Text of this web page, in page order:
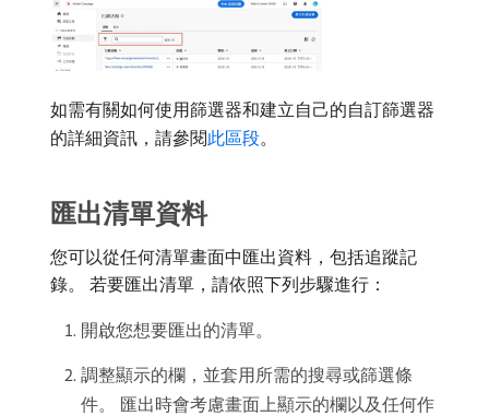
如需有關如何使用篩選器和建立自己的自訂篩選器
的詳細資訊，請參閱此區段。
匯出清單資料
您可以從任何清單畫面中匯出資料，包括追蹤記
錄。 若要匯出清單，請依照下列步驟進行：
開啟您想要匯出的清單。
調整顯示的欄，並套用所需的搜尋或篩選條
件。 匯出時會考慮畫面上顯示的欄以及任何作